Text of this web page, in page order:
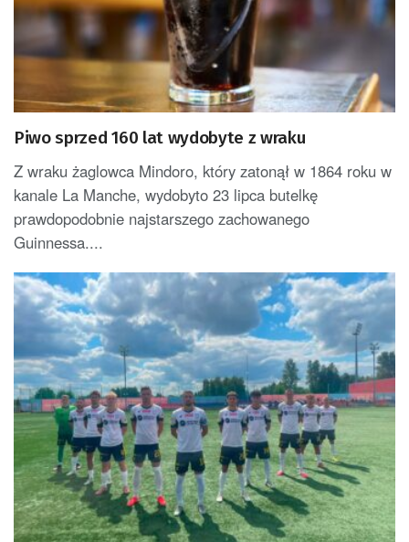
Piwo sprzed 160 lat wydobyte z wraku
Z wraku żaglowca Mindoro, który zatonął w 1864 roku w
kanale La Manche, wydobyto 23 lipca butelkę
prawdopodobnie najstarszego zachowanego
Guinnessa....